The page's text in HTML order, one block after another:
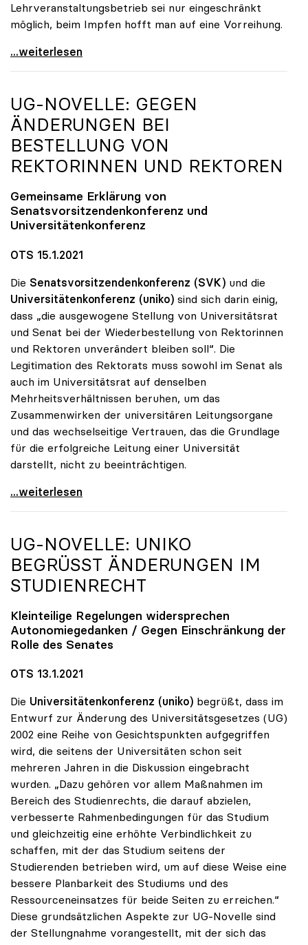
Lehrveranstaltungsbetrieb sei nur eingeschränkt
möglich, beim Impfen hofft man auf eine Vorreihung.
Unis rechnen mit Hybrid-Betrieb bis Sommer
...weiterlesen
UG-NOVELLE: GEGEN
ÄNDERUNGEN BEI
BESTELLUNG VON
REKTORINNEN UND REKTOREN
Gemeinsame Erklärung von
Senatsvorsitzendenkonferenz und
Universitätenkonferenz
OTS 15.1.2021
Die Senatsvorsitzendenkonferenz (SVK) und die
Universitätenkonferenz (uniko) sind sich darin einig,
dass „die ausgewogene Stellung von Universitätsrat
und Senat bei der Wiederbestellung von Rektorinnen
und Rektoren unverändert bleiben soll“. Die
Legitimation des Rektorats muss sowohl im Senat als
auch im Universitätsrat auf denselben
Mehrheitsverhältnissen beruhen, um das
Zusammenwirken der universitären Leitungsorgane
und das wechselseitige Vertrauen, das die Grundlage
für die erfolgreiche Leitung einer Universität
darstellt, nicht zu beeinträchtigen.
UG-Novelle: Gegen Änderungen bei Bestellung von
...weiterlesen
UG-NOVELLE: UNIKO
BEGRÜSST ÄNDERUNGEN IM S
TUDIENRECHT
Kleinteilige Regelungen widersprechen
Autonomiegedanken / Gegen Einschränkung der
Rolle des Senates
OTS 13.1.2021
Die Universitätenkonferenz (uniko) begrüßt, dass im
Entwurf zur Änderung des Universitätsgesetzes (UG)
2002 eine Reihe von Gesichtspunkten aufgegriffen
wird, die seitens der Universitäten schon seit
mehreren Jahren in die Diskussion eingebracht
wurden. „Dazu gehören vor allem Maßnahmen im
Bereich des Studienrechts, die darauf abzielen,
verbesserte Rahmenbedingungen für das Studium
und gleichzeitig eine erhöhte Verbindlichkeit zu
schaffen, mit der das Studium seitens der
Studierenden betrieben wird, um auf diese Weise eine
bessere Planbarkeit des Studiums und des
Ressourceneinsatzes für beide Seiten zu erreichen.“
Diese grundsätzlichen Aspekte zur UG-Novelle sind
der Stellungnahme vorangestellt, mit der sich das